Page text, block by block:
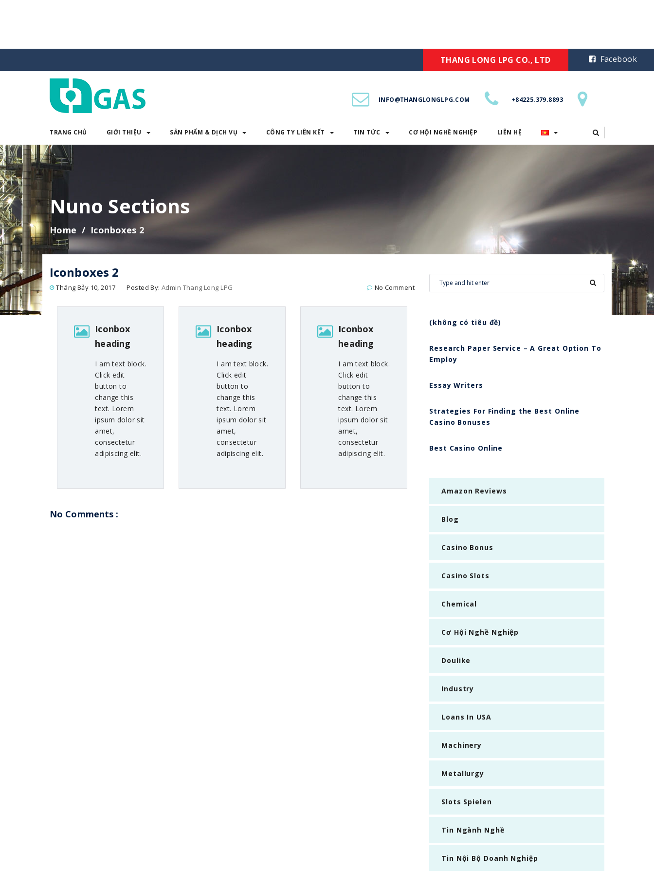
THANG LONG LPG CO., LTD Facebook
INFO@THANGLONGLPG.COM +84225.379.8893
TRANG CHỦ GIỚI THIỆU SẢN PHẨM & DỊCH VỤ CÔNG TY LIÊN KẾT TIN TỨC CƠ HỘI NGHỀ NGHIỆP LIÊN HỆ
Nuno Sections
Home Iconboxes 2
Iconboxes 2
Tháng Bảy 10, 2017 Posted By:Admin Thang Long LPG No Comment
Iconbox
heading
I am text block.
Click edit
button to
change this
text. Lorem
ipsum dolor sit
amet,
consectetur
adipiscing elit.
Iconbox
heading
I am text block.
Click edit
button to
change this
text. Lorem
ipsum dolor sit
amet,
consectetur
adipiscing elit.
Iconbox
heading
I am text block.
Click edit
button to
change this
text. Lorem
ipsum dolor sit
amet,
consectetur
adipiscing elit.
No Comments :
(không có tiêu đề)
Research Paper Service – A Great Option To
Employ
Essay Writers
Strategies For Finding the Best Online
Casino Bonuses
Best Casino Online
Amazon Reviews
Blog
Casino Bonus
Casino Slots
Chemical
Cơ Hội Nghề Nghiệp
Doulike
Industry
Loans In USA
Machinery
Metallurgy
Slots Spielen
Tin Ngành Nghề
Tin Nội Bộ Doanh Nghiệp